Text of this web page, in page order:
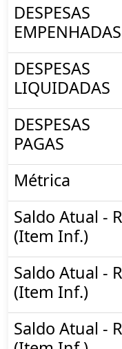
DESPESAS
EMPENHADAS
DESPESAS
LIQUIDADAS
DESPESAS
PAGAS
Métrica
Saldo Atual -
(Item Inf.)
Saldo Atual -
(Item Inf.)
Saldo Atual -